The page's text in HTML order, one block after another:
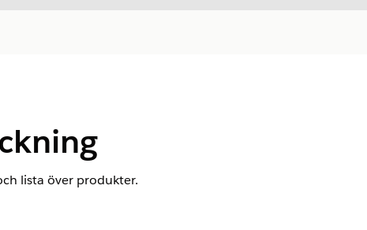
lista över produkter.